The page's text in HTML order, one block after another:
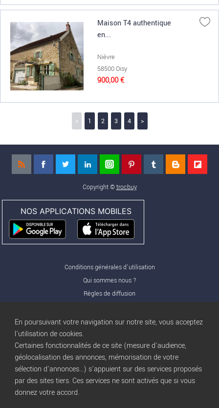
Maison T4 authentique
en...
Nièvre
58500 Oisy
900,00 €
< 1 2 3 4 >
Copyright ©trocbuy
NOS APPLICATIONS MOBILES
Conditions générales d'utilisation
Qui sommes nous ?
Règles de diffusion
Nos offres Pro
Publicité
Conditions d’Utilisation
Privacy Policy
Blogtrocbuy
En poursuivant votre navigation sur notre site, vous acceptez
l'utilisation de cookies.
Certaines fonctionnalités de ce site (mesure d'audience,
géolocalisation des annonces, mémorisation de votre
sélection d'annonces...) s'appuient sur des services proposés
par des sites tiers. Ces services ne sont activés que si vous
donnez votre accord.